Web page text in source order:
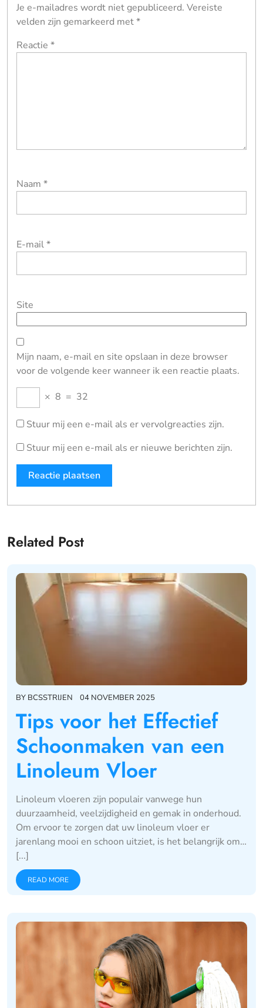
Je e-mailadres wordt niet gepubliceerd. Vereiste
velden zijn gemarkeerd met*
Reactie *
Naam *
E-mail*
Site
Mijn naam, e-mail en site opslaan in deze browser
voor de volgende keer wanneer ik een reactie plaats.
× 8 = 32
Stuur mij een e-mail als er vervolgreacties zijn.
Stuur mij een e-mail als er nieuwe berichten zijn.
Related Post
BY BCSSTRIJEN 04 NOVEMBER 2025
Tips voor het Effectief
Schoonmaken van een
Linoleum Vloer
Linoleum vloeren zijn populair vanwege hun
duurzaamheid, veelzijdigheid en gemak in onderhoud.
Om ervoor te zorgen dat uw linoleum vloer er
jarenlang mooi en schoon uitziet, is het belangrijk om…
[...]
READ MORE